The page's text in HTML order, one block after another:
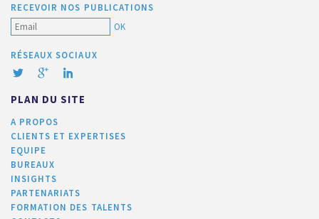
RECEVOIR NOS PUBLICATIONS
OK
RÉSEAUX SOCIAUX
PLAN DU SITE
A PROPOS
CLIENTS ET EXPERTISES
EQUIPE
BUREAUX
INSIGHTS
PARTENARIATS
FORMATION DES TALENTS